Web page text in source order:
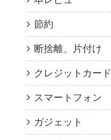
節約
断捨離、片付け
クレジットカード
スマートフォン
ガジェット